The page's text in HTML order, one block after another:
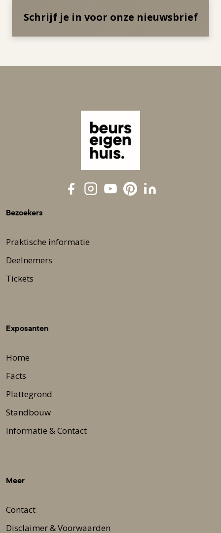
Schrijf je in voor onze nieuwsbrief
Bezoekers
Praktische informatie
Deelnemers
Tickets
Exposanten
Home
Facts
Plattegrond
Standbouw
Informatie & Contact
Meer
Contact
Disclaimer & Voorwaarden